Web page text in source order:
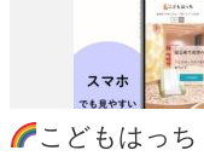
こどもはっ